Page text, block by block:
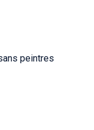
peintres